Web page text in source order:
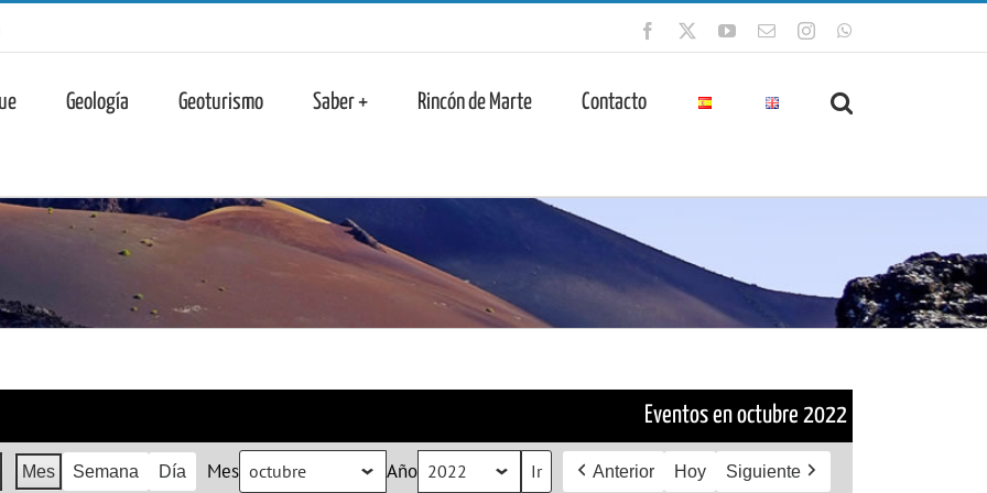
Facebook YouTube
CorreoInstagram
Geología Geoturismo Saber + Rincón de Marte Contacto
Eventos en octubre 2022
Mes Semana Día Mes Año Anterior Hoy Siguiente